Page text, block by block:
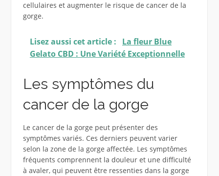
cellulaires et augmenter le risque de cancer de la
gorge.
Lisez aussi cet article :
La fleur Blue
Gelato CBD : Une Variété Exceptionnelle
Les symptômes du
cancer de la gorge
Le cancer de la gorge peut présenter des
symptômes variés. Ces derniers peuvent varier
selon la zone de la gorge affectée. Les symptômes
fréquents comprennent la douleur et une difficulté
à avaler, qui peuvent être ressenties dans la gorge